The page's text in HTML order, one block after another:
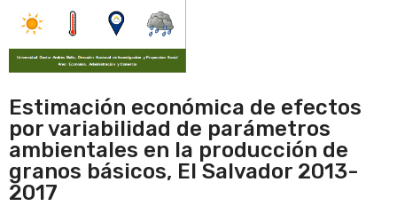
Estimación económica de efectos
por variabilidad de parámetros
ambientales en la producción de
granos básicos, El Salvador 2013-
2017